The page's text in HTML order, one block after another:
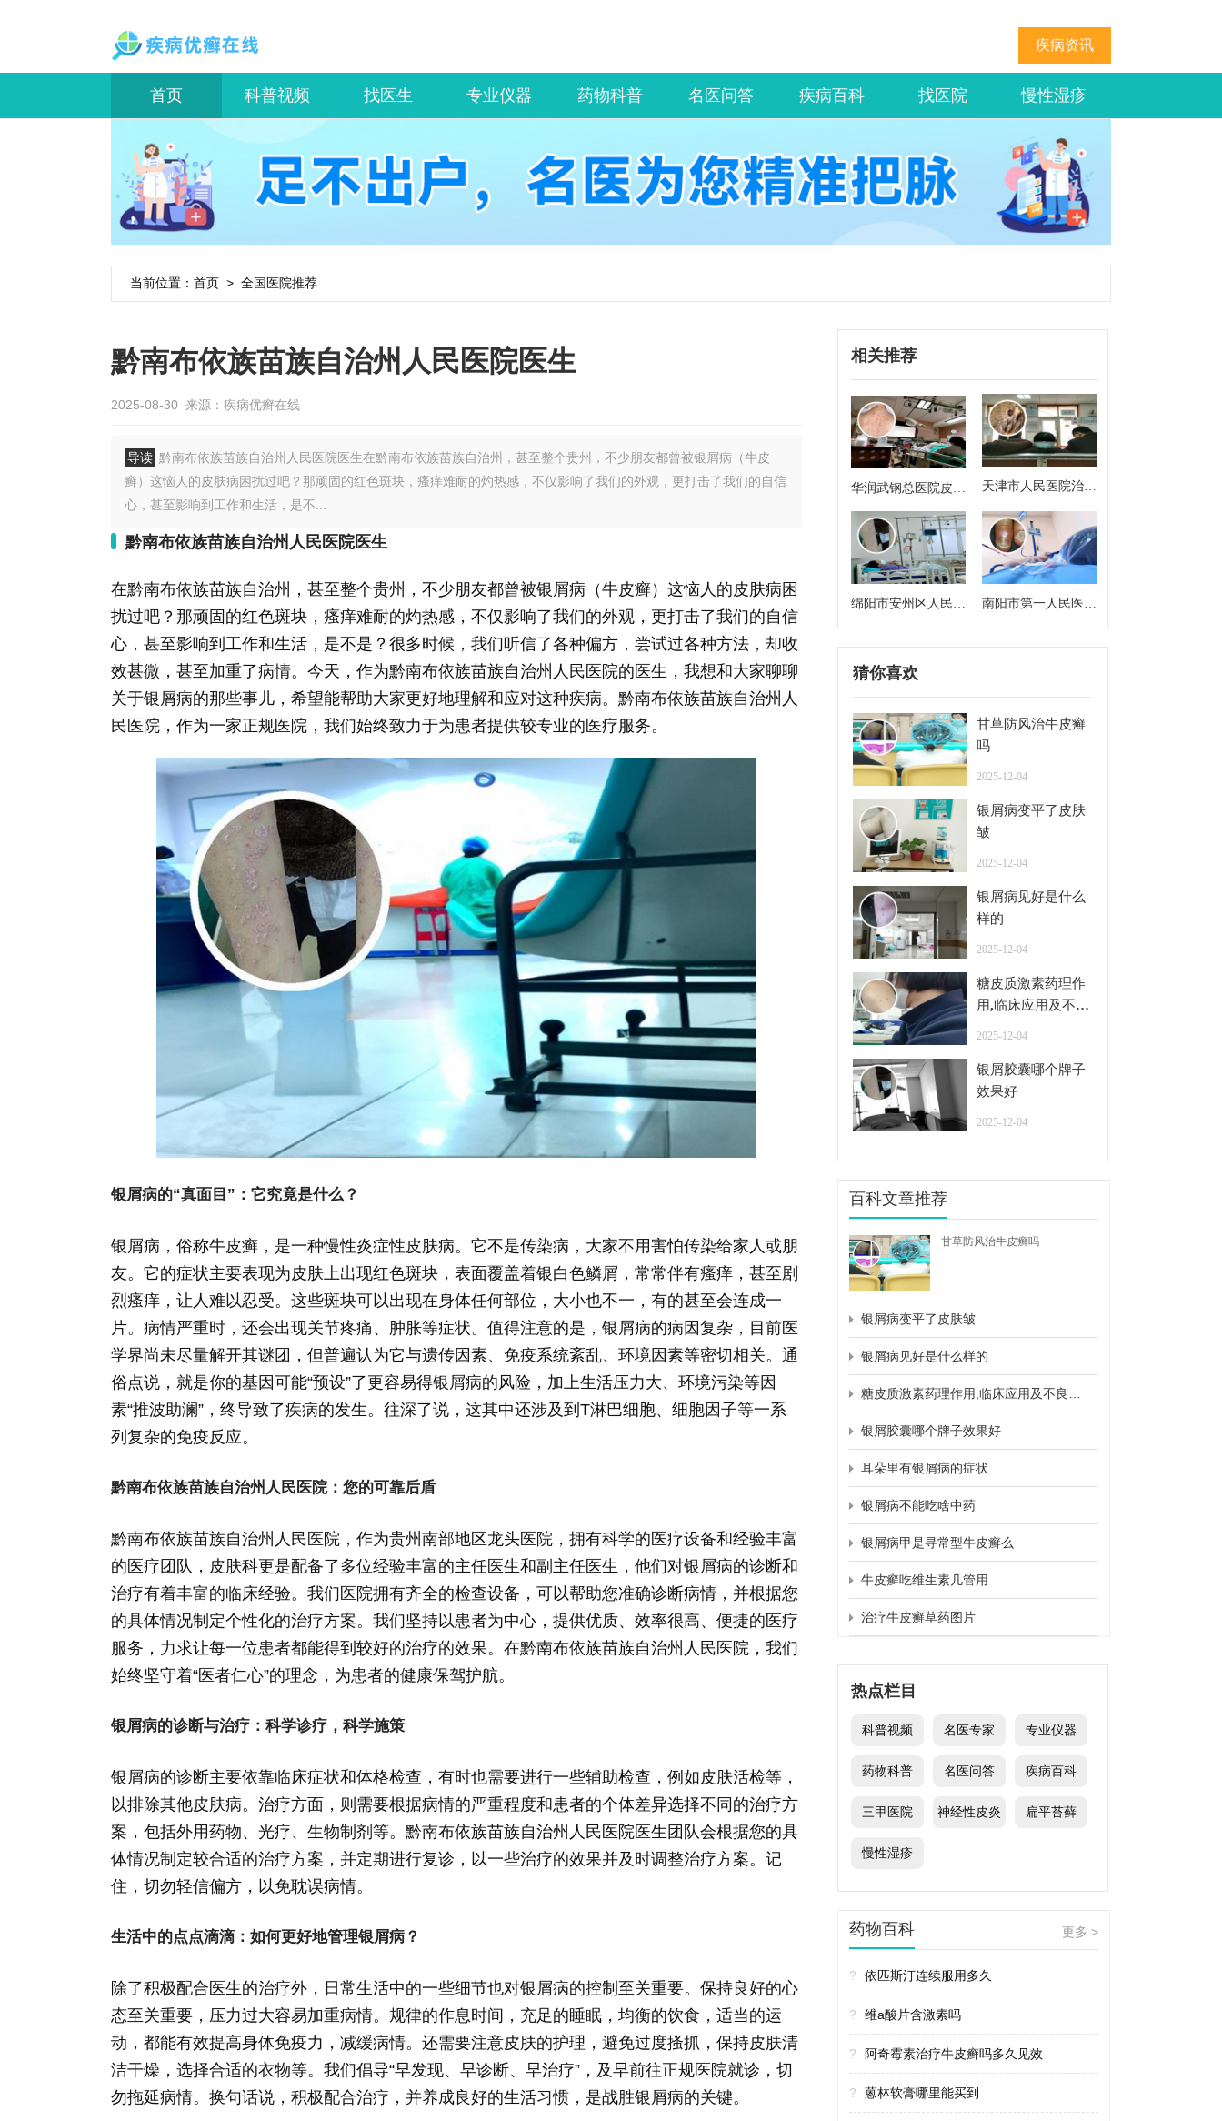
疾病资讯
首页 科普视频 找医生 专业仪器 药物科普 名医问答 疾病百科 找医院 慢性湿疹
当前位置： 首页 > 全国医院推荐
黔南布依族苗族自治州人民医院医生
2025-08-30 来源： 疾病优癣在线
导读 黔南布依族苗族自治州人民医院医生在黔南布依族苗族自治州，甚至整个贵州，不少朋友都曾被银屑病（牛皮
癣）这恼人的皮肤病困扰过吧？那顽固的红色斑块，瘙痒难耐的灼热感，不仅影响了我们的外观，更打击了我们的自信
心，甚至影响到工作和生活，是不...
黔南布依族苗族自治州人民医院医生
在黔南布依族苗族自治州，甚至整个贵州，不少朋友都曾被银屑病（牛皮癣）这恼人的皮肤病困
扰过吧？那顽固的红色斑块，瘙痒难耐的灼热感，不仅影响了我们的外观，更打击了我们的自信
心，甚至影响到工作和生活，是不是？很多时候，我们听信了各种偏方，尝试过各种方法，却收
效甚微，甚至加重了病情。今天，作为黔南布依族苗族自治州人民医院的医生，我想和大家聊聊
关于银屑病的那些事儿，希望能帮助大家更好地理解和应对这种疾病。黔南布依族苗族自治州人
民医院，作为一家正规医院，我们始终致力于为患者提供较专业的医疗服务。
银屑病的“真面目”：它究竟是什么？
银屑病，俗称牛皮癣，是一种慢性炎症性皮肤病。它不是传染病，大家不用害怕传染给家人或朋
友。它的症状主要表现为皮肤上出现红色斑块，表面覆盖着银白色鳞屑，常常伴有瘙痒，甚至剧
烈瘙痒，让人难以忍受。这些斑块可以出现在身体任何部位，大小也不一，有的甚至会连成一
片。病情严重时，还会出现关节疼痛、肿胀等症状。值得注意的是，银屑病的病因复杂，目前医
学界尚未尽量解开其谜团，但普遍认为它与遗传因素、免疫系统紊乱、环境因素等密切相关。通
俗点说，就是你的基因可能“预设”了更容易得银屑病的风险，加上生活压力大、环境污染等因
素“推波助澜”，终导致了疾病的发生。往深了说，这其中还涉及到T淋巴细胞、细胞因子等一系
列复杂的免疫反应。
黔南布依族苗族自治州人民医院：您的可靠后盾
黔南布依族苗族自治州人民医院，作为贵州南部地区龙头医院，拥有科学的医疗设备和经验丰富
的医疗团队，皮肤科更是配备了多位经验丰富的主任医生和副主任医生，他们对银屑病的诊断和
治疗有着丰富的临床经验。我们医院拥有齐全的检查设备，可以帮助您准确诊断病情，并根据您
的具体情况制定个性化的治疗方案。我们坚持以患者为中心，提供优质、效率很高、便捷的医疗
服务，力求让每一位患者都能得到较好的治疗的效果。在黔南布依族苗族自治州人民医院，我们
始终坚守着“医者仁心”的理念，为患者的健康保驾护航。
银屑病的诊断与治疗：科学诊疗，科学施策
银屑病的诊断主要依靠临床症状和体格检查，有时也需要进行一些辅助检查，例如皮肤活检等，
以排除其他皮肤病。治疗方面，则需要根据病情的严重程度和患者的个体差异选择不同的治疗方
案，包括外用药物、光疗、生物制剂等。黔南布依族苗族自治州人民医院医生团队会根据您的具
体情况制定较合适的治疗方案，并定期进行复诊，以一些治疗的效果并及时调整治疗方案。记
住，切勿轻信偏方，以免耽误病情。
生活中的点点滴滴：如何更好地管理银屑病？
除了积极配合医生的治疗外，日常生活中的一些细节也对银屑病的控制至关重要。保持良好的心
态至关重要，压力过大容易加重病情。规律的作息时间，充足的睡眠，均衡的饮食，适当的运
动，都能有效提高身体免疫力，减缓病情。还需要注意皮肤的护理，避免过度搔抓，保持皮肤清
洁干燥，选择合适的衣物等。我们倡导“早发现、早诊断、早治疗”，及早前往正规医院就诊，切
勿拖延病情。换句话说，积极配合治疗，并养成良好的生活习惯，是战胜银屑病的关键。
相关推荐
华润武钢总医院皮肤
科主任医师
天津市人民医院治银
绵阳市安州区人民医
院皮肤科主任是谁
南阳市第一人民医院
皮肤科专家门诊挂号
猜你喜欢
甘草防风治牛皮癣
吗
2025-12-04
银屑病变平了皮肤
皱
2025-12-04
银屑病见好是什么
样的
2025-12-04
糖皮质激素药理作
用,临床应用及不良
2025-12-04
银屑胶囊哪个牌子
效果好
2025-12-04
百科文章推荐
甘草防风治牛皮癣吗
银屑病变平了皮肤皱
银屑病见好是什么样的
银屑胶囊哪个牌子效果好
耳朵里有银屑病的症状
银屑病不能吃啥中药
银屑病甲是寻常型牛皮癣么
牛皮癣吃维生素几管用
治疗牛皮癣草药图片
热点栏目
科普视频 名医专家 专业仪器
药物科普 名医问答 疾病百科
三甲医院 神经性皮炎 扁平苔藓
慢性湿疹
药物百科 更多 >
? 依匹斯汀连续服用多久
? 维a酸片含激素吗
? 阿奇霉素治疗牛皮癣吗多久见效
? 蒽林软膏哪里能买到